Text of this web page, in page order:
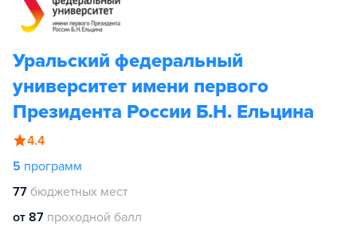
Уральский федеральный
университет имени первого
Президента России Б.Н. Ельцина
4.4
5 программ
77 бюджетных мест
от 87 проходной балл